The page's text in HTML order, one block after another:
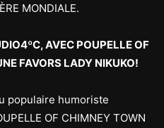
MONDIALE.
AVEC POUPELLE OF
FAVORS LADY NIKUKO!
populaire humoriste
OF CHIMNEY TOWN